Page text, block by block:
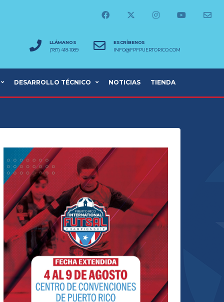
LLÁMANOS
(787) 418-1089
ESCRÍBENOS
INFO@FPFPUERTORICO.COM
DESARROLLO TÉCNICO NOTICIAS TIENDA